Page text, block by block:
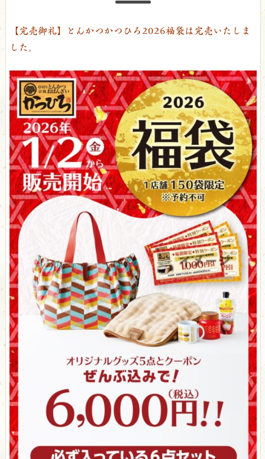
【完売御礼】とんかつかつひろ2026福袋は完売いたしま
した。